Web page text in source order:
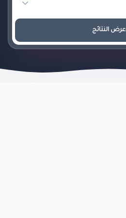
عرض النتائج